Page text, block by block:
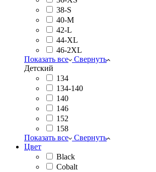
38-S
40-M
42-L
44-XL
46-2XL
Показать все
Свернуть
Детский
134
134-140
140
146
152
158
Показать все
Свернуть
Цвет
Black
Cobalt